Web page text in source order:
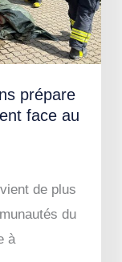
prépare
face au
de plus
du
à